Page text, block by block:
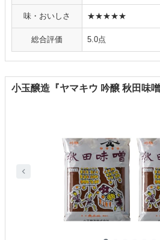
味・おいしさ ★★★★★
総合評価 5.0点
小玉醸造『ヤマキウ 吟醸 秋田味